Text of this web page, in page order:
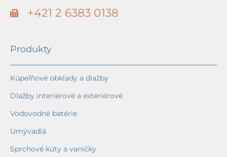
+421 2 6383 0138
Produkty
Kúpeľňové obklady a dlažby
Dlažby interiérové a exteriérové
Vodovodné batérie
Umývadlá
Sprchové kúty a vaničky